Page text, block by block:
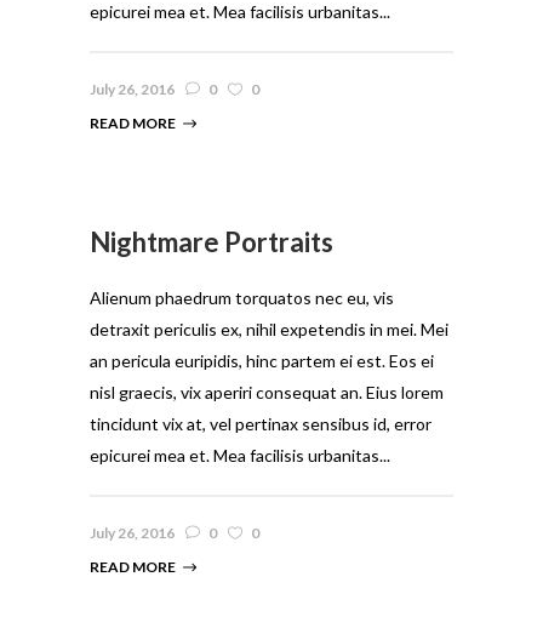
epicurei mea et. Mea facilisis urbanitas...
July 26, 2016 0
0
READ MORE
Nightmare Portraits
Alienum phaedrum torquatos nec eu, vis
detraxit periculis ex, nihil expetendis in mei. Mei
an pericula euripidis, hinc partem ei est. Eos ei
nisl graecis, vix aperiri consequat an. Eius lorem
tincidunt vix at, vel pertinax sensibus id, error
epicurei mea et. Mea facilisis urbanitas...
July 26, 2016 0
0
READ MORE